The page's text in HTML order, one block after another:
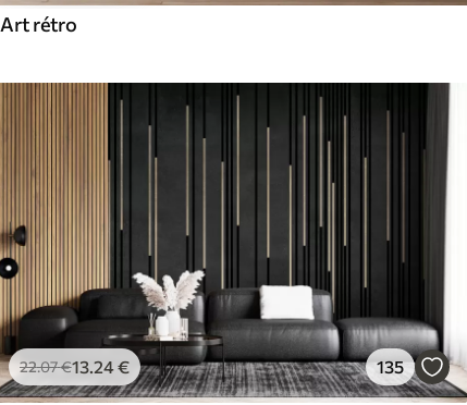
Art rétro
22.07€13.24€ 135